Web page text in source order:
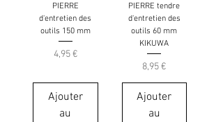
PIERRE
d'entretien des
outils 150 mm
Prix
4,95 €
Ajouter
au
PIERRE tendre
d'entretien des
outils 60 mm
KIKUWA
Prix
8,95 €
Ajouter
au